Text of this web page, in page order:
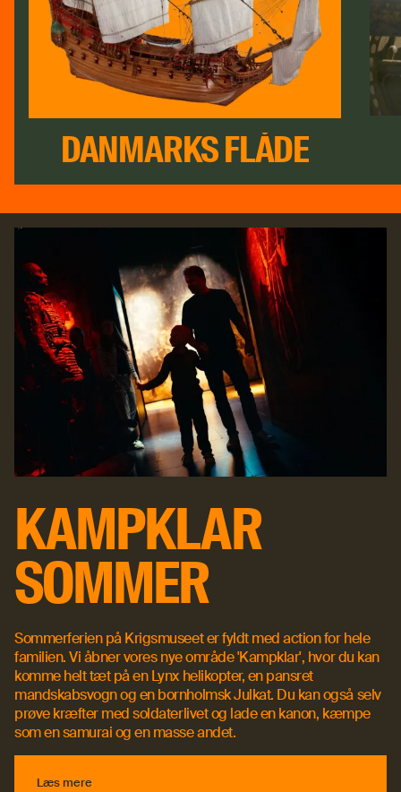
DANMARKS FLÅDE
KAMPKLAR
SOMMER
Sommerferien på Krigsmuseet er fyldt med action for hele
familien. Vi åbner vores nye område 'Kampklar', hvor du kan
komme helt tæt på en Lynx helikopter, en pansret
mandskabsvogn og en bornholmsk Julkat. Du kan også selv
prøve kræfter med soldaterlivet og lade en kanon, kæmpe
som en samurai og en masse andet.
Læs mere